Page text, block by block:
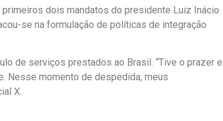
dois mandatos do presidente Luiz Inácio
se na formulação de políticas de integração
de serviços prestados ao Brasil. “Tive o prazer e
Nesse momento de despedida, meus
X.